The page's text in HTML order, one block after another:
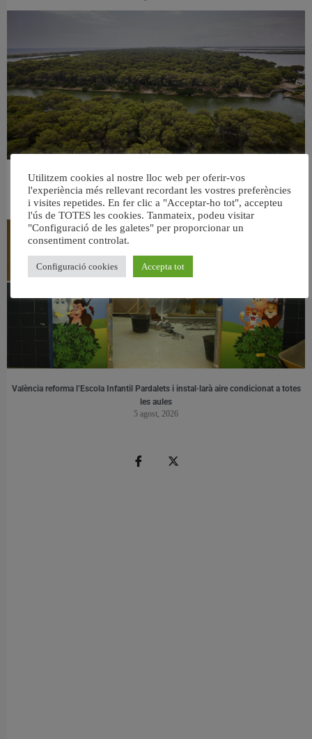
València retira prop de 15.000 litres de residus de la Devesa durant el mes de
juliol
6 agost, 2026
València reforma l’Escola Infantil Pardalets i instal·larà aire condicionat a totes
les aules
5 agost, 2026
Utilitzem cookies al nostre lloc web per oferir-vos
l'experiència més rellevant recordant les vostres preferències
i visites repetides. En fer clic a "Acceptar-ho tot", accepteu
l'ús de TOTES les cookies. Tanmateix, podeu visitar
"Configuració de les galetes" per proporcionar un
consentiment controlat.
Configuració cookies Accepta tot